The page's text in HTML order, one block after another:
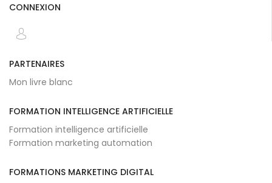
CONNEXION
PARTENAIRES
Mon livre blanc
FORMATION INTELLIGENCE ARTIFICIELLE
Formation intelligence artificielle
Formation marketing automation
FORMATIONS MARKETING DIGITAL